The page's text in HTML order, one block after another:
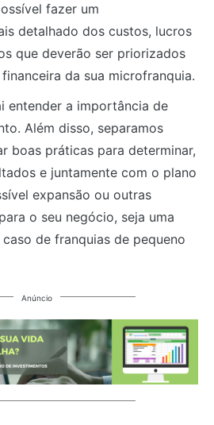
fazer um
detalhado dos custos, lucros
que deverão ser priorizados
da sua microfranquia.
entender a importância de
Além disso, separamos
boas práticas para determinar,
e juntamente com o plano
expansão ou outras
o seu negócio, seja uma
de franquias de pequeno
Anúncio